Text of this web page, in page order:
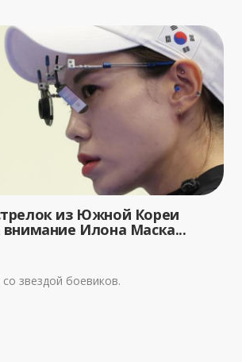
из Южной Кореи
внимание Илона Маска...
звездой боевиков.